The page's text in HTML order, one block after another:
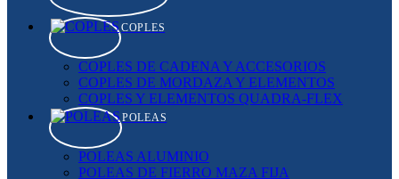
COPLES
COPLES DE CADENA Y ACCESORIOS
COPLES DE MORDAZA Y ELEMENTOS
COPLES Y ELEMENTOS QUADRA-FLEX
POLEAS
POLEAS ALUMINIO
POLEAS DE FIERRO MAZA FIJA